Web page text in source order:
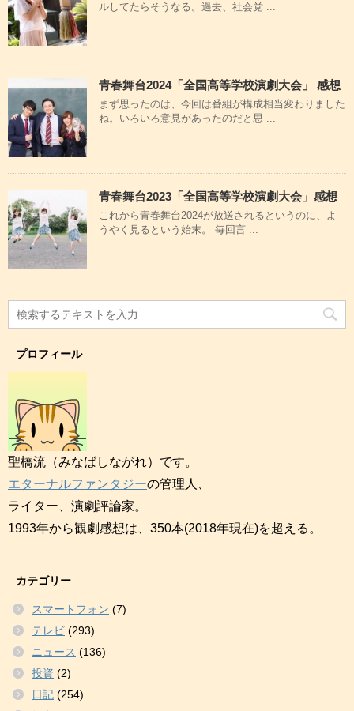
ルしてたらそうなる。過去、社会党 ...
青春舞台2024「全国高等学校演劇大会」 感想
まず思ったのは、今回は番組が構成相当変わりました
ね。いろいろ意見があったのだと思 ...
青春舞台2023「全国高等学校演劇大会」感想
これから青春舞台2024が放送されるというのに、よ
うやく見るという始末。 毎回言 ...
プロフィール
聖橋流（みなばしながれ）です。
エターナルファンタジーの管理人、
ライター、演劇評論家。
1993年から観劇感想は、350本(2018年現在)を超える。
カテゴリー
スマートフォン (7)
テレビ (293)
ニュース (136)
投資 (2)
日記 (254)